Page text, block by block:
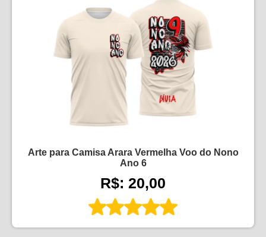
Arte para Camisa Arara Vermelha Voo do Nono
Ano 6
R$: 20,00